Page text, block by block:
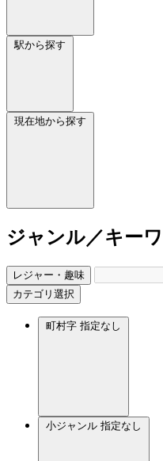
駅から探す
現在地から探す
ジャンル／キー
レジャー・趣味
カテゴリ選択
町村字 指定なし
小ジャンル 指定なし